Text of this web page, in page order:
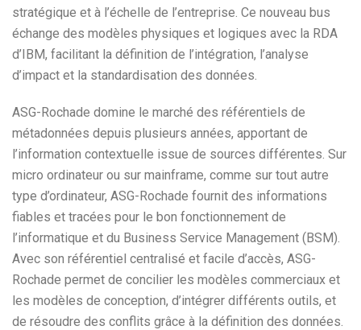
stratégique et à l’échelle de l’entreprise. Ce nouveau bus
échange des modèles physiques et logiques avec la RDA
d’IBM, facilitant la définition de l’intégration, l’analyse
d’impact et la standardisation des données.
ASG-Rochade domine le marché des référentiels de
métadonnées depuis plusieurs années, apportant de
l’information contextuelle issue de sources différentes. Sur
micro ordinateur ou sur mainframe, comme sur tout autre
type d’ordinateur, ASG-Rochade fournit des informations
fiables et tracées pour le bon fonctionnement de
l’informatique et du Business Service Management (BSM).
Avec son référentiel centralisé et facile d’accès, ASG-
Rochade permet de concilier les modèles commerciaux et
les modèles de conception, d’intégrer différents outils, et
de résoudre des conflits grâce à la définition des données.